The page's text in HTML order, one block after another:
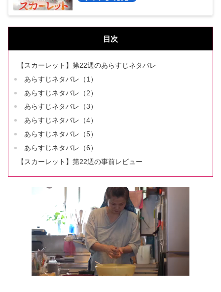
目次
【スカーレット】第22週のあらすじネタバレ
あらすじネタバレ（1）
あらすじネタバレ（2）
あらすじネタバレ（3）
あらすじネタバレ（4）
あらすじネタバレ（5）
あらすじネタバレ（6）
【スカーレット】第22週の事前レビュー